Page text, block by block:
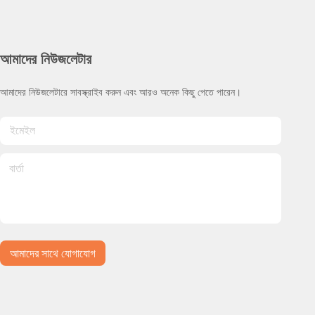
আমাদের নিউজলেটার
আমাদের নিউজলেটারে সাবস্ক্রাইব করুন এবং আরও অনেক কিছু পেতে পারেন।
আমাদের সাথে যোগাযোগ